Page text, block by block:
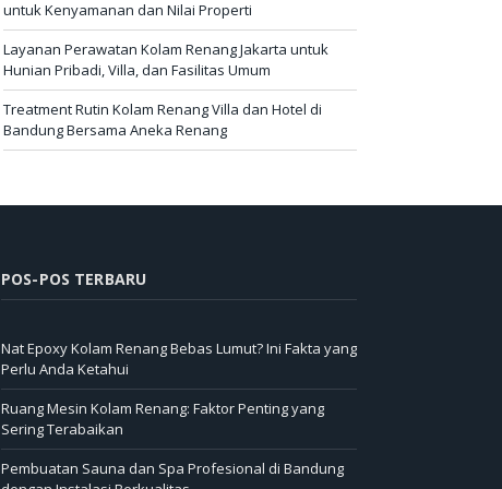
untuk Kenyamanan dan Nilai Properti
Layanan Perawatan Kolam Renang Jakarta untuk
Hunian Pribadi, Villa, dan Fasilitas Umum
Treatment Rutin Kolam Renang Villa dan Hotel di
Bandung Bersama Aneka Renang
POS-POS TERBARU
Nat Epoxy Kolam Renang Bebas Lumut? Ini Fakta yang
Perlu Anda Ketahui
Ruang Mesin Kolam Renang: Faktor Penting yang
Sering Terabaikan
Pembuatan Sauna dan Spa Profesional di Bandung